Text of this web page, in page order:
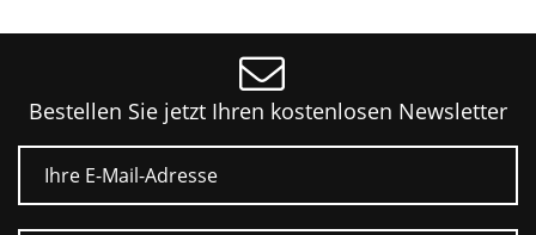
Bestellen Sie jetzt Ihren kostenlosen Newsletter
E-Mail